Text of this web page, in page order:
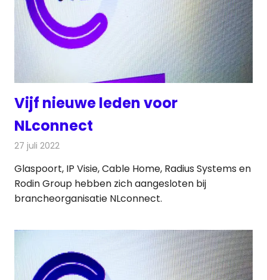
Vijf nieuwe leden voor
NLconnect
27 juli 2022
Glaspoort, IP Visie, Cable Home, Radius Systems en
Rodin Group hebben zich aangesloten bij
brancheorganisatie NLconnect.